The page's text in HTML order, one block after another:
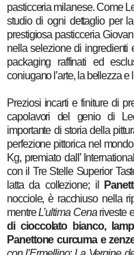
pasticceria milanese. Come
studio di ogni dettaglio per
prestigiosa pasticceria
nella selezione di ingredienti
packaging raffinati ed
coniugano l’arte, la bellezza e
Preziosi incarti e finiture di
capolavori del genio di
importante di storia della
perfezione pittorica nel
Kg, premiato dall’
con il Tre Stelle Superior
latta da collezione; il
nocciole, è racchiuso nella
mentreL’ultima Cenariveste
di cioccolato bianco,
Panettone curcuma e